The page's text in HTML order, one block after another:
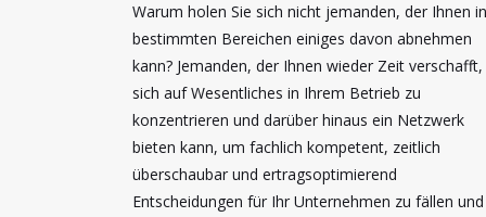
Warum holen Sie sich nicht jemanden, der Ihnen in
bestimmten Bereichen einiges davon abnehmen
kann? Jemanden, der Ihnen wieder Zeit verschafft,
sich auf Wesentliches in Ihrem Betrieb zu
konzentrieren und darüber hinaus ein Netzwerk
bieten kann, um fachlich kompetent, zeitlich
überschaubar und ertragsoptimierend
Entscheidungen für Ihr Unternehmen zu fällen und